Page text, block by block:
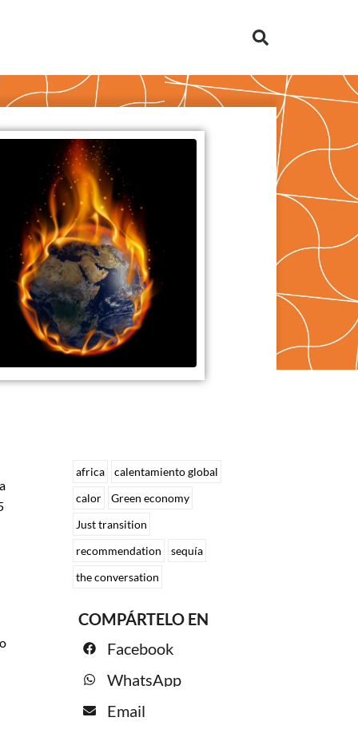
africa
calentamiento global
calor
Green economy
Just transition
recommendation
sequía
the conversation
COMPÁRTELO EN
Facebook
WhatsApp
Email